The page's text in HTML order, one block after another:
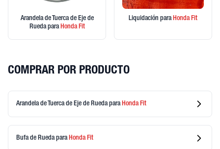
Arandela de Tuerca de Eje de
Rueda paraHondaFit
Liquidación paraHondaFit
COMPRAR POR PRODUCTO
Arandela de Tuerca de Eje de Ruedapara HondaFit
Bufa de Ruedapara HondaFit